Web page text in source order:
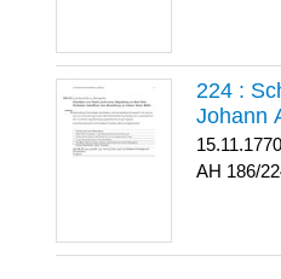
224 :
Johann
15.11.1770
186/